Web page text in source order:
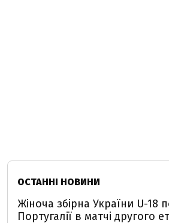
ОСТАННІ НОВИНИ
Жіноча збірна України U-18
Португалії в матчі другого